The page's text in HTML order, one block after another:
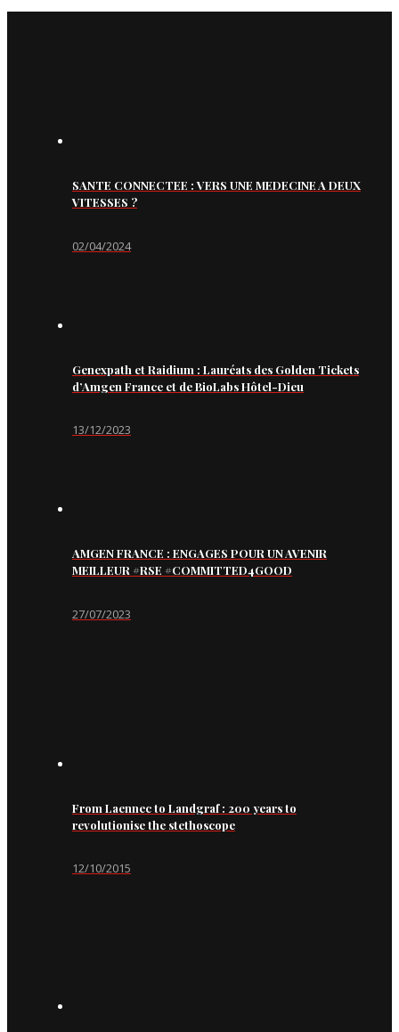
SANTE CONNECTEE : VERS UNE MEDECINE A DEUX
VITESSES ?
02/04/2024
Genexpath et Raidium : Lauréats des Golden Tickets
d’Amgen France et de BioLabs Hôtel-Dieu
13/12/2023
AMGEN FRANCE : ENGAGES POUR UN AVENIR
MEILLEUR #RSE #COMMITTED4GOOD
27/07/2023
From Laennec to Landgraf : 200 years to
revolutionise the stethoscope
12/10/2015